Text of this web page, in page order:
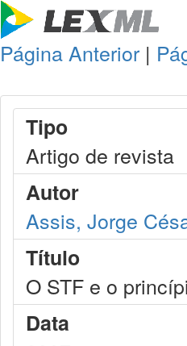
Página Anterior |
Tipo
Artigo de revista
Autor
Assis, Jorge
Título
O STF e o
Data